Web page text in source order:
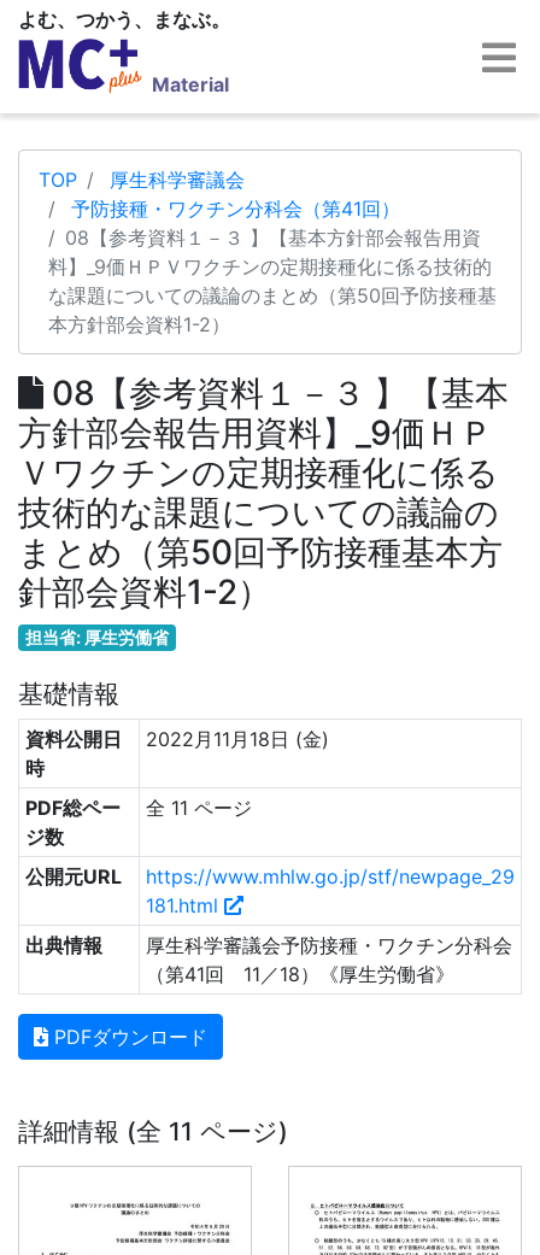
よむ、つかう、まなぶ。
Material
TOP
厚生科学審議会
予防接種・ワクチン分科会（第41回）
08【参考資料１－３ 】【基本方針部会報告用資
料】_9価ＨＰＶワクチンの定期接種化に係る技術的
な課題についての議論のまとめ（第50回予防接種基
本方針部会資料1-2）
08【参考資料１－３ 】【基本
方針部会報告用資料】_9価ＨＰ
Ｖワクチンの定期接種化に係る
技術的な課題についての議論の
まとめ（第50回予防接種基本方
針部会資料1-2）
担当省: 厚生労働省
基礎情報
資料公開日
時
2022月11月18日 (金)
PDF総ペー
ジ数
全 11 ページ
公開元URL
https://www.mhlw.go.jp/stf/newpage_29
181.html
出典情報
厚生科学審議会予防接種・ワクチン分科会
（第41回 11／18）《厚生労働省》
PDFダウンロード
詳細情報 (全 11 ページ)